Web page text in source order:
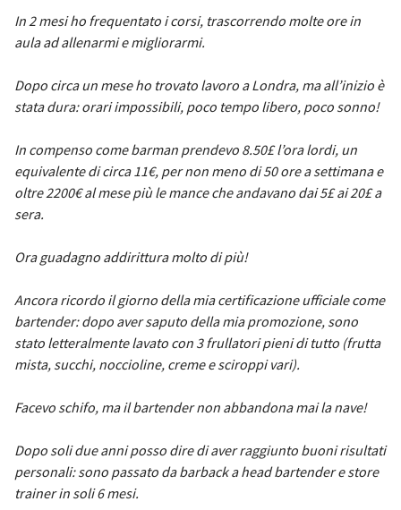
In 2 mesi ho frequentato i corsi, trascorrendo molte ore in
aula ad allenarmi e migliorarmi.
Dopo circa un mese ho trovato lavoro a Londra, ma all’inizio è
stata dura: orari impossibili, poco tempo libero, poco sonno!
In compenso come barman prendevo 8.50£ l’ora lordi, un
equivalente di circa 11€, per non meno di 50 ore a settimana e
oltre 2200€ al mese più le mance che andavano dai 5£ ai 20£ a
sera.
Ora guadagno addirittura molto di più!
Ancora ricordo il giorno della mia certificazione ufficiale come
bartender: dopo aver saputo della mia promozione, sono
stato letteralmente lavato con 3 frullatori pieni di tutto (frutta
mista, succhi, noccioline, creme e sciroppi vari).
Facevo schifo, ma il bartender non abbandona mai la nave!
Dopo soli due anni posso dire di aver raggiunto buoni risultati
personali: sono passato da barback a head bartender e store
trainer in soli 6 mesi.